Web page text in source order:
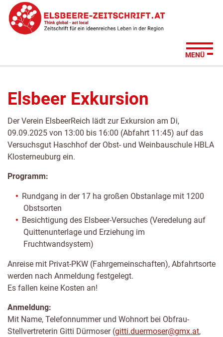
Seitenbereiche:
Zum
Inhalt
Hauptnavigation
Footernavigation
MENÜ
Elsbeer Exkursion
Der Verein ElsbeerReich lädt zur Exkursion am Di,
09.09.2025 von 13:00 bis 16:00 (Abfahrt 11:45) auf das
Versuchsgut Haschhof der Obst- und Weinbauschule HBLA
Klosterneuburg ein.
Programm:
Rundgang in der 17 ha großen Obstanlage mit 1200
Obstsorten
Besichtigung des Elsbeer-Versuches (Veredelung auf
Quittenunterlage und Erziehung im
Fruchtwandsystem)
Anreise mit Privat-PKW (Fahrgemeinschaften), Abfahrtsorte
werden nach Anmeldung festgelegt.
Es fallen keine Kosten an!
Anmeldung:
Mit Name, Telefonnummer und Wohnort bei Obfrau-
Stellvertreterin Gitti Dürmoser (gitti.duermoser@gmx.at,